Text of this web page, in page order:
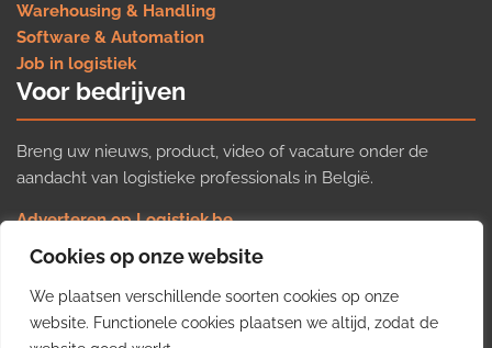
Cookies op onze website
We plaatsen verschillende soorten cookies op onze
website. Functionele cookies plaatsen we altijd, zodat de
Warehousing & Handling
Software & Automation
Job in logistiek
Voor bedrijven
Breng uw nieuws, product, video of vacature onder de
aandacht van logistieke professionals in België.
Adverteren op Logistiek.be
Nieuws insturen
Uw video op Logistiek.TV
Job plaatsen
Gratis wekelijkse update